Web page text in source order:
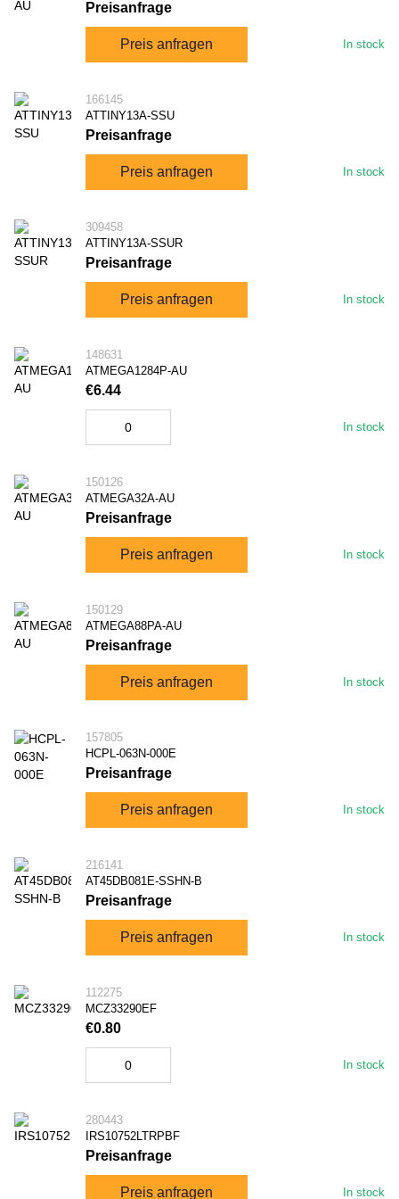
In stock
Preisanfrage
Preis anfragen
166145
ATTINY13A-SSU
In stock
Preisanfrage
Preis anfragen
309458
ATTINY13A-SSUR
In stock
Preisanfrage
Preis anfragen
148631
ATMEGA1284P-AU
In stock
€6.44
150126
ATMEGA32A-AU
In stock
Preisanfrage
Preis anfragen
150129
ATMEGA88PA-AU
In stock
Preisanfrage
Preis anfragen
157805
HCPL-063N-000E
In stock
Preisanfrage
Preis anfragen
216141
AT45DB081E-SSHN-B
In stock
Preisanfrage
Preis anfragen
112275
MCZ33290EF
In stock
€0.80
280443
IRS10752LTRPBF
In stock
Preisanfrage
Preis anfragen